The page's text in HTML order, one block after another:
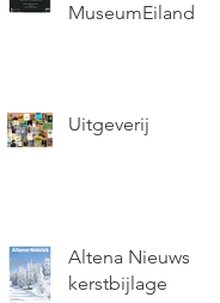
MuseumEiland
Uitgeverij
Altena Nieuws
kerstbijlage